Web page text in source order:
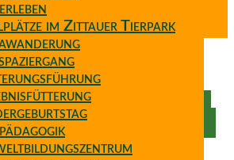
im Zittauer Tierpark